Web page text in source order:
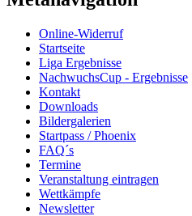
Online-Widerruf
Startseite
Liga Ergebnisse
NachwuchsCup - Ergebnisse
Kontakt
Downloads
Bildergalerien
Startpass / Phoenix
FAQ´s
Termine
Veranstaltung eintragen
Wettkämpfe
Newsletter